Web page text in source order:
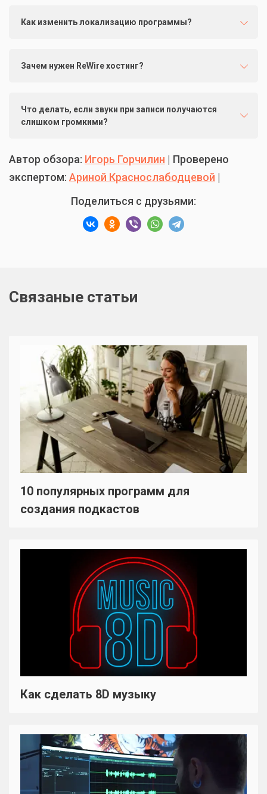
Как изменить локализацию программы?
Зачем нужен ReWire хостинг?
Что делать, если звуки при записи получаются
слишком громкими?
Автор обзора: Игорь Горчилин | Проверено
экспертом: Ариной Краснослабодцевой |
Поделиться с друзьями:
Связаные статьи
10 популярных программ для
создания подкастов
Как сделать 8D музыку